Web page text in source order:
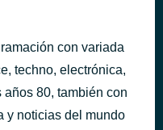
Showing Out - Get Fresh At The Weekend
hace 50 minutos
con variada
techno, electrónica,
80, también con
y noticias del mundo